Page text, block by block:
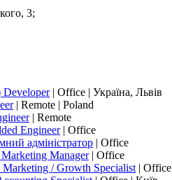
3;
Developer| Office | Україна, Львів
| Remote | Poland
| Remote
Engineer| Office
адміністратор | Office
Manager| Office
/ Growth Specialist | Office